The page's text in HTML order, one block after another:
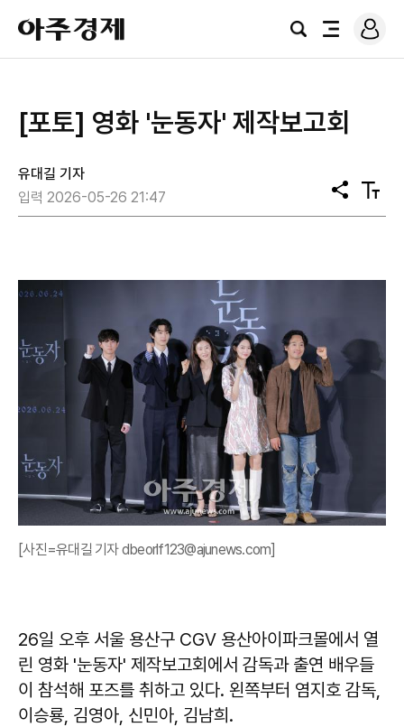
아
주
경
검
전
로
그
[포토] 영화 '눈동자' 제작보고회
유대길 기자
입력 2026-05-26 21:47
공
유
텍
스
[사진=유대길 기자 dbeorlf123@ajunews.com]
26일 오후 서울 용산구 CGV 용산아이파크몰에서 열
린 영화 '눈동자' 제작보고회에서 감독과 출연 배우들
이 참석해 포즈를 취하고 있다. 왼쪽부터 염지호 감독,
이승룡, 김영아, 신민아, 김남희.